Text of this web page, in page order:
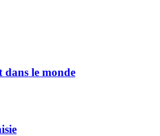
dans le monde